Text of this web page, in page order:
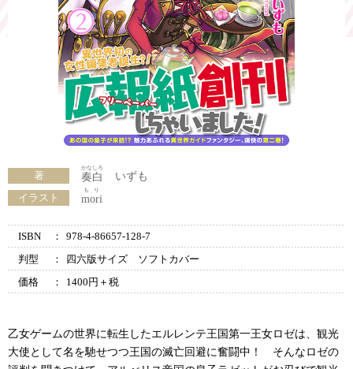
著 奏白
かなしろ
いずも
イラスト
mori
もり
ISBN ：
978-4-86657-128-7
判型
：
四六版サイズ ソフトカバー
価格
： 1400円＋税
乙女ゲームの世界に転生したエルレンテ王国第一王女ロゼは、観光
大使として名を馳せつつ王国の滅亡回避に奮闘中！ そんなロゼの